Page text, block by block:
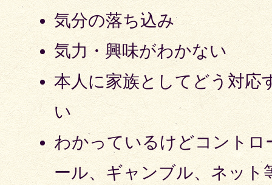
気分の落ち込み
気力・興味がわかない
本人に家族としてどう対応
い
わかっているけどコント
ール、ギャンブル、ネット